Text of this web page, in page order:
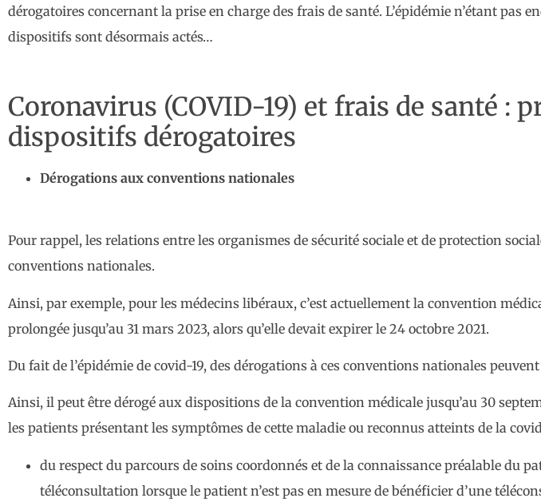
dérogatoires concernant la prise en charge des frais de santé. L’épidémie n’étant pas
dispositifs sont désormais actés…
Coronavirus (COVID-19) et frais de santé :
dispositifs dérogatoires
Dérogations aux conventions nationales
Pour rappel, les relations entre les organismes de sécurité sociale et de protection
conventions nationales.
Ainsi, par exemple, pour les médecins libéraux, c’est actuellement la convention
prolongée jusqu’au 31 mars 2023, alors qu’elle devait expirer le 24 octobre 2021.
Du fait de l’épidémie de covid-19, des dérogations à ces conventions nationales
Ainsi, il peut être dérogé aux dispositions de la convention médicale jusqu’au 30
les patients présentant les symptômes de cette maladie ou reconnus atteints de la
du respect du parcours de soins coordonnés et de la connaissance préalable du
téléconsultation lorsque le patient n’est pas en mesure de bénéficier d’une